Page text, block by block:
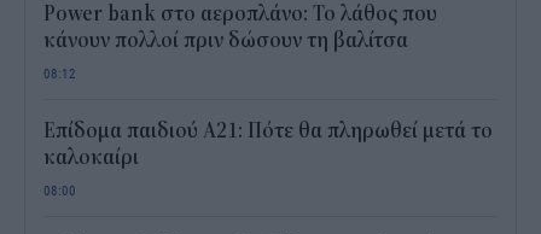
Power bank στο αεροπλάνο: Το λάθος που
κάνουν πολλοί πριν δώσουν τη βαλίτσα
08:12
Επίδομα παιδιού Α21: Πότε θα πληρωθεί μετά το
καλοκαίρι
08:00